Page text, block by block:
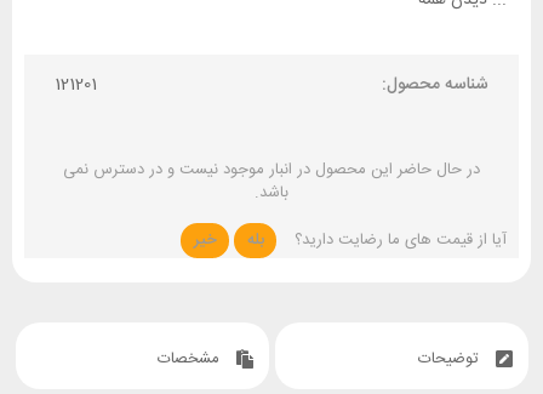
شناسه محصول: 121201
در حال حاضر این محصول در انبار موجود نیست و در دسترس نمی
باشد.
آیا از قیمت های ما رضایت دارید؟
بله خیر
توضیحات مشخصات